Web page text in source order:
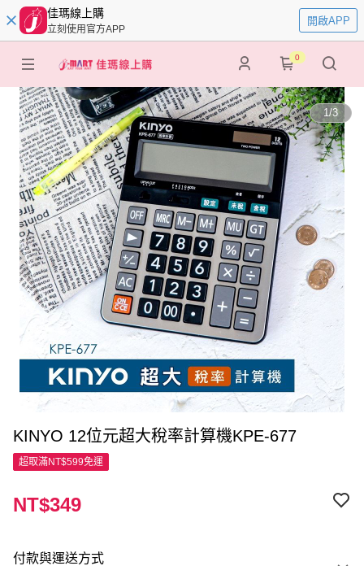
佳瑪線上購
立刻使用官方APP
開啟APP
0
1/3
KINYO 12位元超大稅率計算機KPE-677
超取滿NT$599免運
NT$349
付款與運送方式